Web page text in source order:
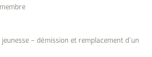
– démission et remplacement d’un